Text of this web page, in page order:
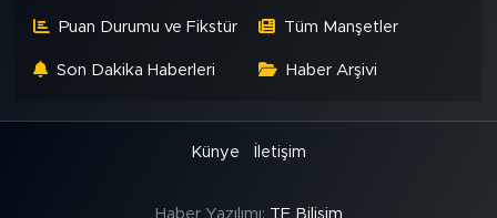
Puan Durumu ve Fikstür Tüm Manşetler
Son Dakika Haberleri Haber Arşivi
Künye İletişim
Haber Yazılımı: TE Bilişim